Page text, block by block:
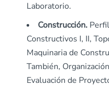
Laboratorio.
Construcción.
Constructivos I, II,
Maquinaria de
También,
Evaluación de